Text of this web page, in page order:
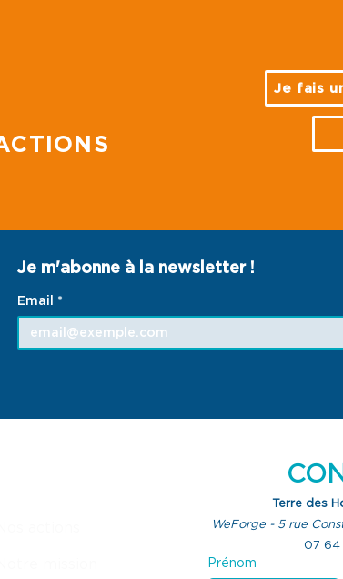
Je fais
Je m'abonne à la newsletter !
Email *
Terre des
WeForge - 5 rue
07 64
Prénom